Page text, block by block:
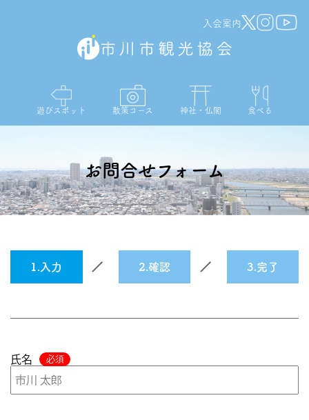
入会案内
遊びスポット 散策コース 神社・仏閣 食べる
お問合せフォーム
1.入力 2.確認 3.完了
氏名